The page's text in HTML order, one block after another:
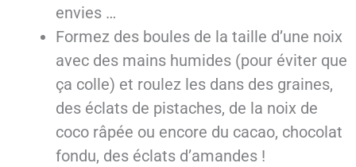
envies …
Formez des boules de la taille d’une noix
avec des mains humides (pour éviter que
ça colle) et roulez les dans des graines,
des éclats de pistaches, de la noix de
coco râpée ou encore du cacao, chocolat
fondu, des éclats d’amandes !